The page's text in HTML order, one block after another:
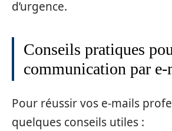
d’urgence.
Conseils pratiques
communication par
Pour réussir vos e-mails
quelques conseils utiles :